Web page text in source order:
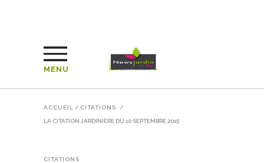
MENU
ACCUEIL / CITATIONS /
LA CITATION JARDINIÈRE DU 10 SEPTEMBRE 2015
CITATIONS